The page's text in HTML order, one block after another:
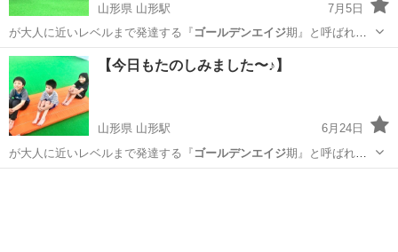
山形県 山形駅
7月5日
が大人に近いレベルまで発達する『ゴールデンエイジ期』と呼ばれる
時期があります✨ …
山形 山形市 山形駅 体幹
【今日もたのしみました〜♪】
山形県 山形駅
6月24日
が大人に近いレベルまで発達する『 ゴールデンエイジ期』と呼ばれる
時期があります✨ …